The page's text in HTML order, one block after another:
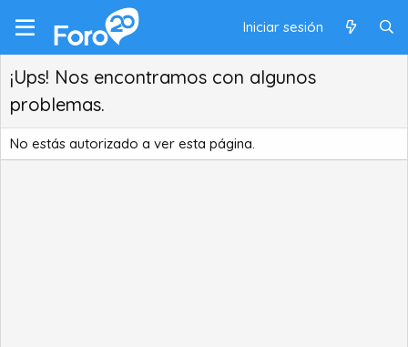
Iniciar sesión
¡Ups! Nos encontramos con algunos
problemas.
No estás autorizado a ver esta página.